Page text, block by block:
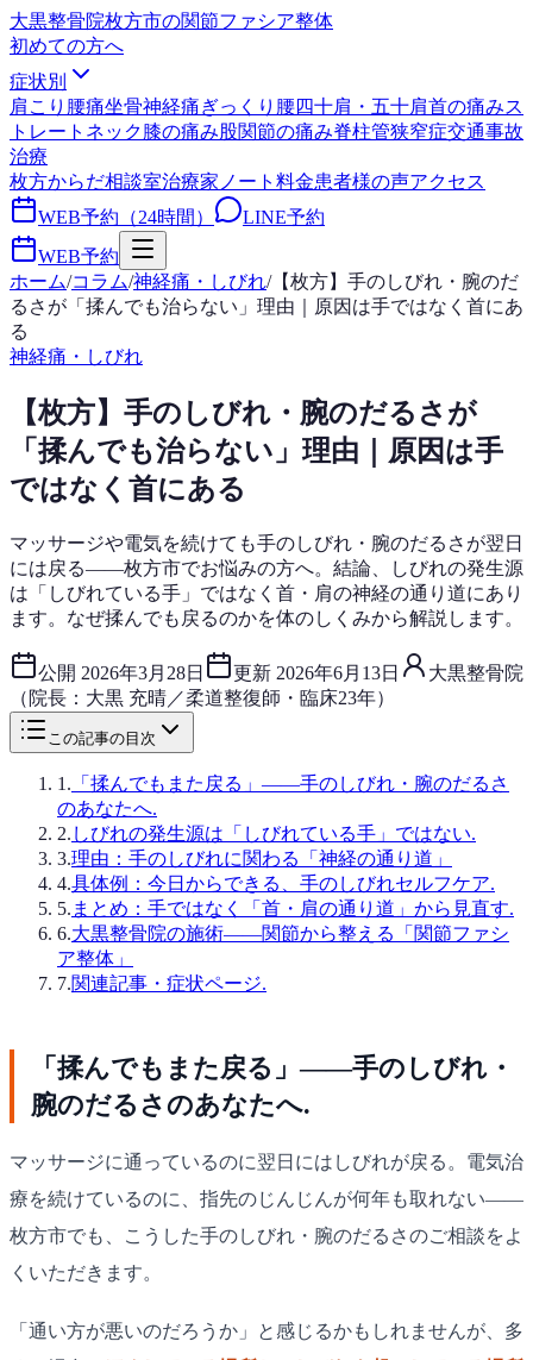
大黒整骨院枚方市の関節ファシア整体
初めての方へ
症状別
肩こり 腰痛坐骨神経痛ぎっくり腰四十肩・五十肩首の痛みス
トレートネック膝の痛み股関節の痛み脊柱管狭窄症交通事故
治療
枚方からだ相談室治療家ノート 料金患者様の声アクセス
WEB予約（24時間）
LINE予約
WEB予約
ホーム/コラム/神経痛・しびれ/【枚方】手のしびれ・腕のだ
るさが「揉んでも治らない」理由｜原因は手ではなく首にあ
る
神経痛・しびれ
【枚方】手のしびれ・腕のだるさが
「揉んでも治らない」理由｜原因は手
ではなく首にある
マッサージや電気を続けても手のしびれ・腕のだるさが翌日
には戻る——枚方市でお悩みの方へ。結論、しびれの発生源
は「しびれている手」ではなく首・肩の神経の通り道にあり
ます。なぜ揉んでも戻るのかを体のしくみから解説します。
公開 2026年3月28日 更新 2026年6月13日
大黒整骨院
（院長：大黒 充晴／柔道整復師・臨床23年）
この記事の目次
1 . 「揉んでもまた戻る」——手のしびれ・腕のだるさ
のあなたへ.
2. しびれの発生源は「しびれている手」ではない.
3.理由：手のしびれに関わる「神経の通り道」
4.具体例：今日からできる、手のしびれセルフケア.
5. まとめ：手ではなく「首・肩の通り道」から見直す.
6.大黒整骨院の施術——関節から整える「関節ファシ
ア整体」
7.関連記事・症状ページ.
「揉んでもまた戻る」——手のしびれ・
腕のだるさのあなたへ.
マッサージに通っているのに翌日にはしびれが戻る。電気治
療を続けているのに、指先のじんじんが何年も取れない——
枚方市でも、こうした手のしびれ・腕のだるさのご相談をよ
くいただきます。
「通い方が悪いのだろうか」と感じるかもしれませんが、多